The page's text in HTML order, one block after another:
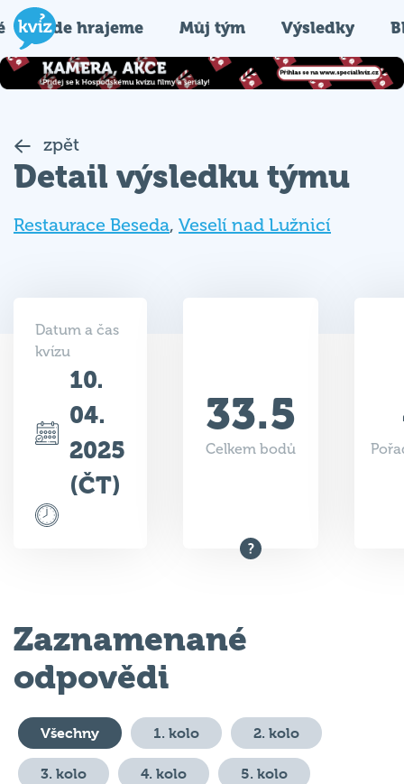
Kde hrajeme Můj tým Výsledky
zpět
Detail výsledku týmu
Restaurace Beseda, Veselí nad Lužnicí
Datum a čas
kvízu
10.
04.
2025
(ČT)
33.5
Celkem bodů
Zaznamenané
odpovědi
Všechny 1. kolo 2. kolo
3. kolo 4. kolo 5. kolo